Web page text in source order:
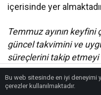
içerisinde yer
Temmuz ayının keyfini
güncel takvimini ve
süreçlerini takip etmeyi
Bu web sitesinde en iyi deneyimi
çerezler kullanılmaktadır.
Anasayfa